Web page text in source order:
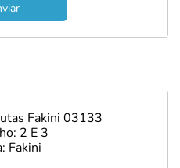
Fakini 03133
2 E 3
Fakini